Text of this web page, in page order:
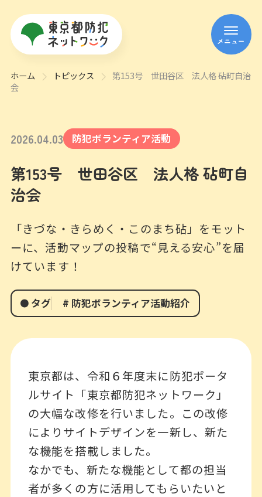
メニュー
ホーム トピックス
第153号 世田谷区 法人格 砧町自治
会
2026.04.03 防犯ボランティア活動
第153号 世田谷区 法人格 砧町自
治会
「きづな・きらめく・このまち砧」をモット
ーに、活動マップの投稿で“見える安心”を届
けています！
タグ # 防犯ボランティア活動紹介
東京都は、令和６年度末に防犯ポータ
ルサイト「東京都防犯ネットワーク」
の大幅な改修を行いました。この改修
によりサイトデザインを一新し、新た
な機能を搭載しました。
なかでも、新たな機能として都の担当
者が多くの方に活用してもらいたいと